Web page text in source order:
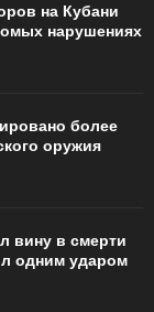
на Кубани
нарушениях
более
оружия
вину в смерти
одним ударом